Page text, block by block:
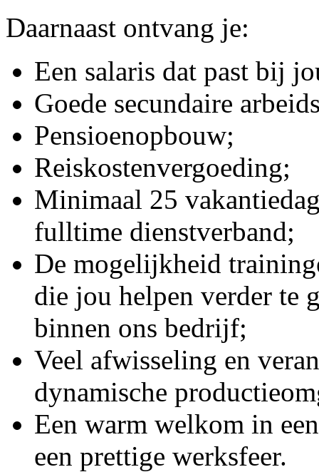
Daarnaast ontvang je:
Een salaris dat past bij
Goede secundaire
Pensioenopbouw;
Reiskostenvergoeding;
Minimaal 25
fulltime dienstverband;
De mogelijkheid
die jou helpen verder te
binnen ons bedrijf;
Veel afwisseling en
dynamische
Een warm welkom in
een prettige werksfeer.